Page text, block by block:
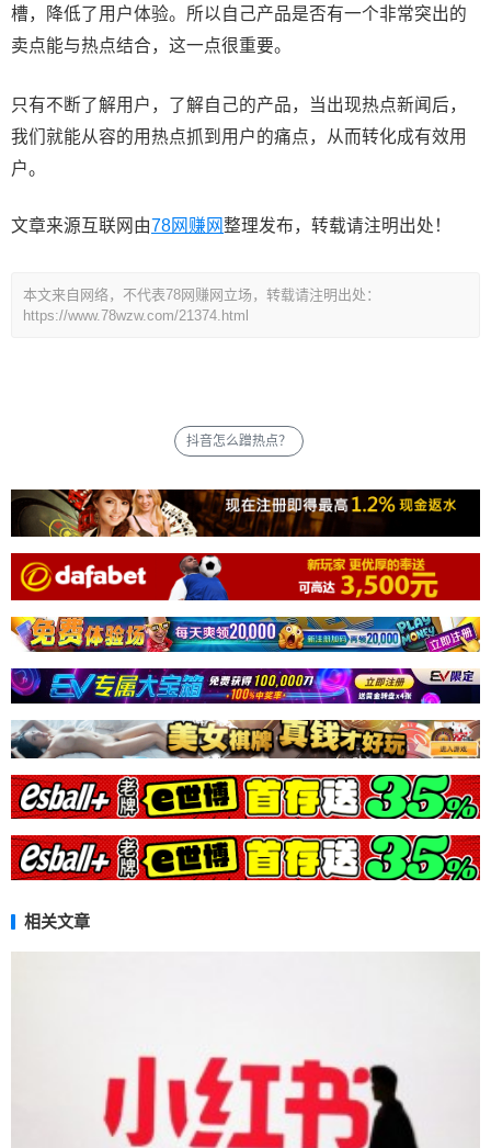
槽，降低了用户体验。所以自己产品是否有一个非常突出的
卖点能与热点结合，这一点很重要。
只有不断了解用户，了解自己的产品，当出现热点新闻后，
我们就能从容的用热点抓到用户的痛点，从而转化成有效用
户。
文章来源互联网由78网赚网整理发布，转载请注明出处！
本文来自网络，不代表78网赚网立场，转载请注明出处：
https://www.78wzw.com/21374.html
抖音怎么蹭热点？
相关文章